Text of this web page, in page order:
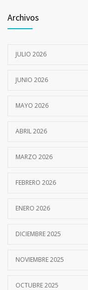
Archivos
JULIO 2026
JUNIO 2026
MAYO 2026
ABRIL 2026
MARZO 2026
FEBRERO 2026
ENERO 2026
DICIEMBRE 2025
NOVIEMBRE 2025
OCTUBRE 2025